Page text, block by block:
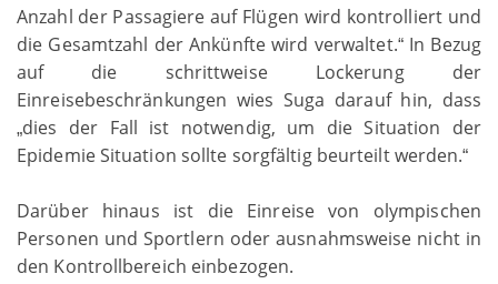
Anzahl der Passagiere auf Flügen wird kontrolliert und
die Gesamtzahl der Ankünfte wird verwaltet.“In Bezug
auf die schrittweise Lockerung der
Einreisebeschränkungen wies Suga darauf hin, dass
„dies der Fall ist notwendig, um die Situation der
Epidemie Situation sollte sorgfältig beurteilt werden.“
Darüber hinaus ist die Einreise von olympischen
Personen und Sportlern oder ausnahmsweise nicht in
den Kontrollbereich einbezogen.